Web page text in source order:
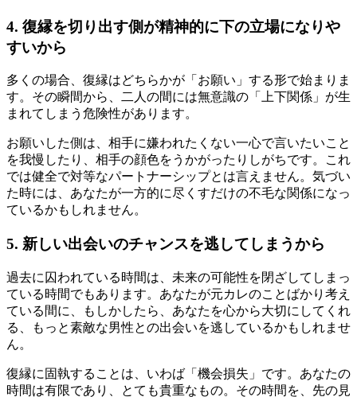
4. 復縁を切り出す側が精神的に下の立場になりや
すいから
多くの場合、復縁はどちらかが「お願い」する形で始まりま
す。その瞬間から、二人の間には無意識の「上下関係」が生
まれてしまう危険性があります。
お願いした側は、相手に嫌われたくない一心で言いたいこと
を我慢したり、相手の顔色をうかがったりしがちです。これ
では健全で対等なパートナーシップとは言えません。気づい
た時には、あなたが一方的に尽くすだけの不毛な関係になっ
ているかもしれません。
5. 新しい出会いのチャンスを逃してしまうから
過去に囚われている時間は、未来の可能性を閉ざしてしまっ
ている時間でもあります。あなたが元カレのことばかり考え
ている間に、もしかしたら、あなたを心から大切にしてくれ
る、もっと素敵な男性との出会いを逃しているかもしれませ
ん。
復縁に固執することは、いわば「機会損失」です。あなたの
時間は有限であり、とても貴重なもの。その時間を、先の見